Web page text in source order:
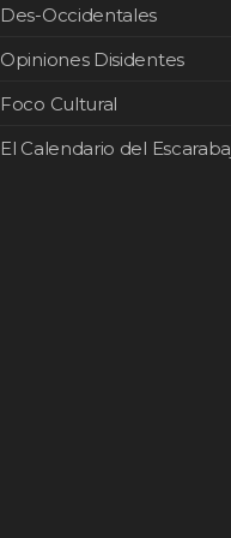
Des-Occidentales
Opiniones Disidentes
Foco Cultural
El Calendario del